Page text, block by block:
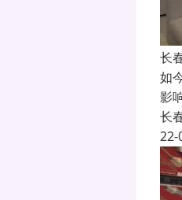
长
如
影
长
22-